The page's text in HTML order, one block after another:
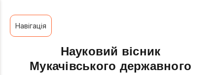
Навігація
Науковий вісник
Мукачівського державного